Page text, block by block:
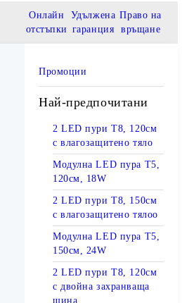
Онлайн
отстъпки
Удължена
гаранция
Право на
връщане
Промоции
Най-предпочитани
2 LED пури T8, 120см
с влагозащитено тяло
Модулна LED пура T5,
120см, 18W
2 LED пури T8, 150см
с влагозащитено тялоо
Модулна LED пура T5,
150см, 24W
2 LED пури T8, 120см
с двойна захранваща
шина